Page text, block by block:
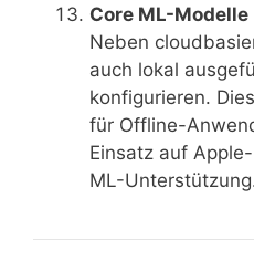
Core ML-
Neben
auch lokal
konfigurieren.
für Offline-
Einsatz auf
ML-